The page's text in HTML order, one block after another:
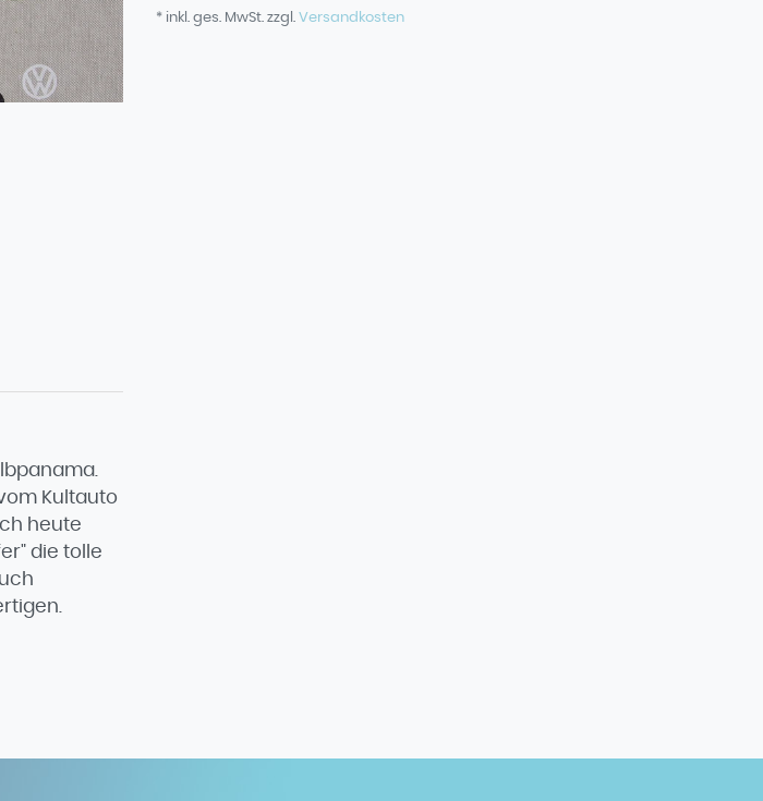
* inkl. ges. MwSt. zzgl. Versandkosten
Kultauto
heute
die tolle